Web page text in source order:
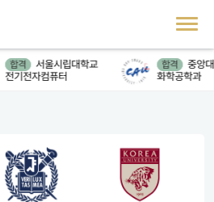
합격
서울시립대학교
전기전자컴퓨터
합격
중앙대
화학공학과